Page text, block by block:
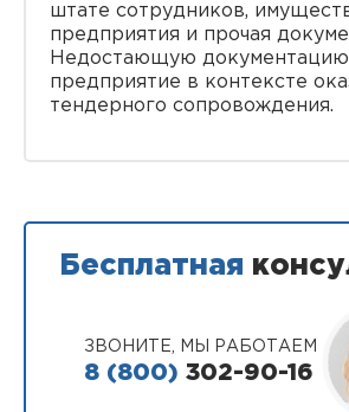
штате сотрудников,
предприятия и прочая
Недостающую документацию
предприятие в контексте
тендерного сопровождения.
Бесплатная
ЗВОНИТЕ, МЫ РАБОТАЕМ
8 (800) 302-90-16